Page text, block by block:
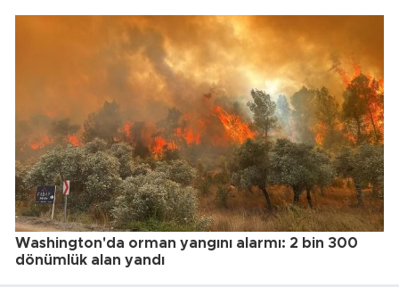
Washington'da orman yangını alarmı: 2 bin 300
dönümlük alan yandı